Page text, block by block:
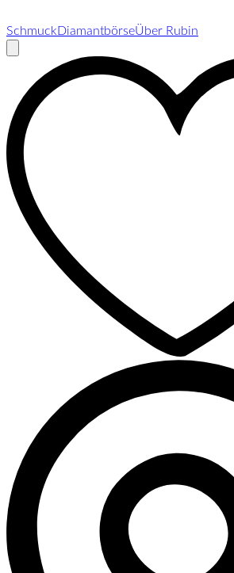
SchmuckDiamantbörseÜber Rubin